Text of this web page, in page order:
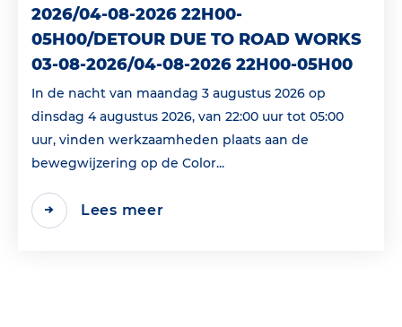
2026/04-08-2026 22H00-
05H00/DETOUR DUE TO ROAD WORKS
03-08-2026/04-08-2026 22H00-05H00
In de nacht van maandag 3 augustus 2026 op
dinsdag 4 augustus 2026, van 22:00 uur tot 05:00
uur, vinden werkzaamheden plaats aan de
bewegwijzering op de Color...
Lees meer